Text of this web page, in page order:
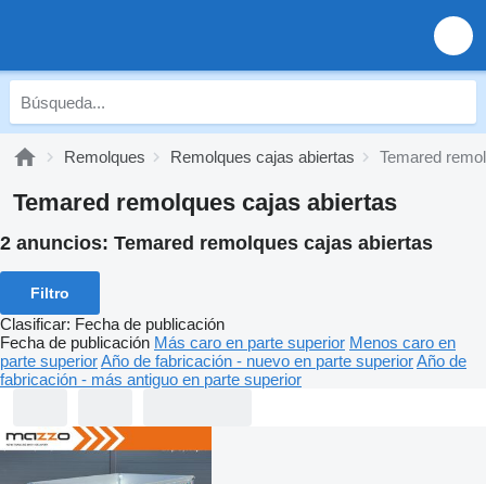
Remolques Remolques cajas abiertas Temared
Temared remolques cajas abiertas
2 anuncios: Temared remolques cajas abiertas
Filtro
Clasificar: Fecha de publicación
Fecha de publicación Más caro en parte superior Menos caro en
parte superiorAño de fabricación - nuevo en parte superiorAño de
fabricación - más antiguo en parte superior